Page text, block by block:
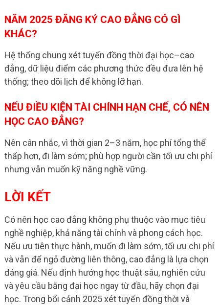
NĂM 2025 ĐĂNG KÝ CAO ĐẲNG CÓ GÌ
KHÁC?
Hệ thống chung xét tuyển đồng thời đại học–cao
đẳng, dữ liệu điểm các phương thức đều đưa lên hệ
thống; theo dõi lịch để không lỡ hạn.
NẾU ĐIỀU KIỆN TÀI CHÍNH HẠN CHẾ, CÓ NÊN
HỌC CAO ĐẲNG?
Nên cân nhắc, vì thời gian 2–3 năm, học phí tổng thể
thấp hơn, đi làm sớm; phù hợp người cần tối ưu chi phí
nhưng vẫn muốn kỹ năng nghề vững.
LỜI KẾT
Có nên học cao đẳng không phụ thuộc vào mục tiêu
nghề nghiệp, khả năng tài chính và phong cách học.
Nếu ưu tiên thực hành, muốn đi làm sớm, tối ưu chi phí
và vẫn để ngỏ đường liên thông, cao đẳng là lựa chọn
đáng giá. Nếu định hướng học thuật sâu, nghiên cứu
và yêu cầu bằng đại học ngay từ đầu, hãy chọn đại
học. Trong bối cảnh 2025 xét tuyển đồng thời và